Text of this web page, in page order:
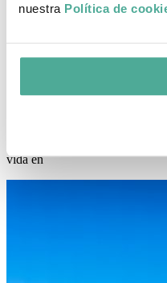
nuestra Política de
vida en